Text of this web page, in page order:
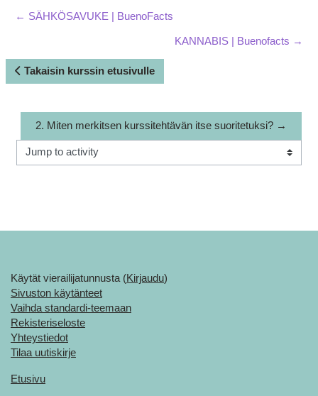
← SÄHKÖSAVUKE | BuenoFacts
KANNABIS | Buenofacts →
Takaisin kurssin etusivulle
Jump to activity
2. Miten merkitsen kurssitehtävän itse suoritetuksi? →
Käytät vierailijatunnusta (Kirjaudu)
Sivuston käytänteet
Vaihda standardi-teemaan
Rekisteriseloste
Yhteystiedot
Tilaa uutiskirje
Etusivu